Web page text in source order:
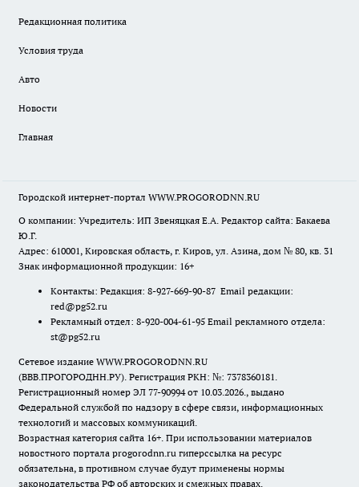
Редакционная политика
Условия труда
Авто
Новости
Главная
Городской интернет-портал WWW.PROGORODNN.RU
О компании: Учредитель: ИП Звеняцкая Е.А. Редактор сайта: Бакаева
Ю.Г.
Адрес: 610001, Кировская область, г. Киров, ул. Азина, дом № 80, кв. 31
Знак информационной продукции: 16+
Контакты: Редакция: 8-927-669-90-87 Email редакции:
red@pg52.ru
Рекламный отдел: 8-920-004-61-95 Email рекламного отдела:
st@pg52.ru
Сетевое издание WWW.PROGORODNN.RU
(ВВВ.ПРОГОРОДНН.РУ). Регистрация РКН: №: 7378360181.
Регистрационный номер ЭЛ 77-90994 от 10.03.2026., выдано
Федеральной службой по надзору в сфере связи, информационных
технологий и массовых коммуникаций.
Возрастная категория сайта 16+. При использовании материалов
новостного портала progorodnn.ru гиперссылка на ресурс
обязательна, в противном случае будут применены нормы
законодательства РФ об авторских и смежных правах.